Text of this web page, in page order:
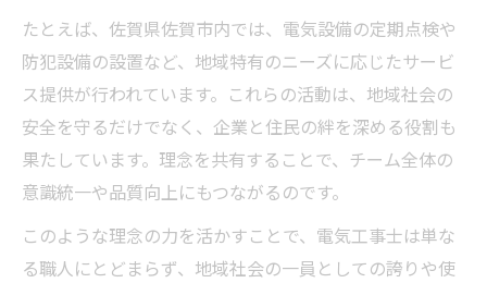
たとえば、佐賀県佐賀市内では、電気設備の定期点検や
防犯設備の設置など、地域特有のニーズに応じたサービ
ス提供が行われています。これらの活動は、地域社会の
安全を守るだけでなく、企業と住民の絆を深める役割も
果たしています。理念を共有することで、チーム全体の
意識統一や品質向上にもつながるのです。
このような理念の力を活かすことで、電気工事士は単な
る職人にとどまらず、地域社会の一員としての誇りや使